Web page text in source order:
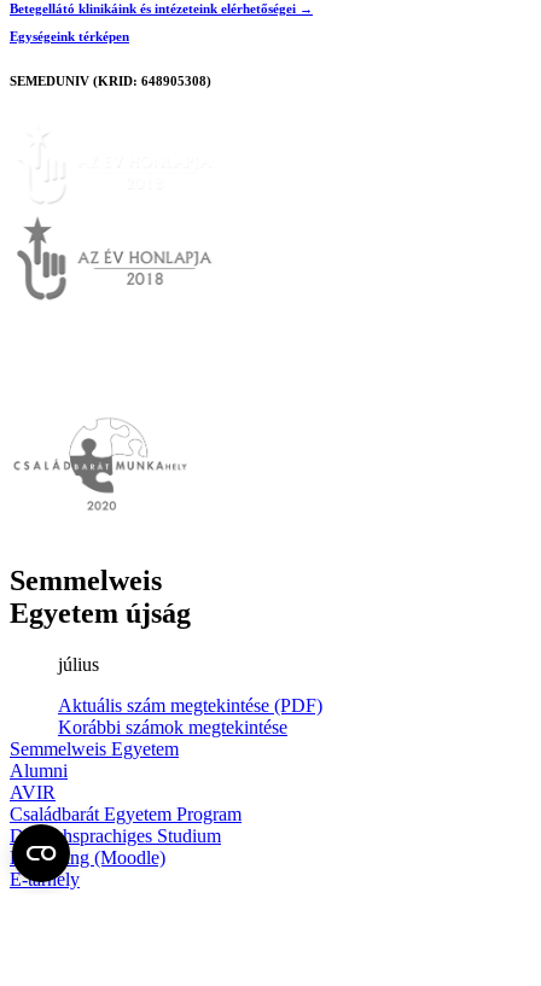
Betegellátó klinikáink és intézeteink elérhetőségei →
Egységeink térképen
SEMEDUNIV (KRID: 648905308)
Semmelweis
Egyetem újság
július
Aktuális szám megtekintése (PDF)
Korábbi számok megtekintése
Semmelweis Egyetem
Alumni
AVIR
Családbarát Egyetem Program
Deutschsprachiges Studium
E-learning (Moodle)
E-tárhely